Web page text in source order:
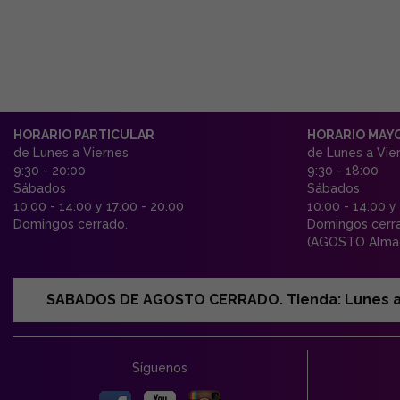
HORARIO PARTICULAR
de Lunes a Viernes
9:30 - 20:00
Sábados
10:00 - 14:00 y 17:00 - 20:00
Domingos cerrado.
HORARIO
de Lunes a
9:30 - 18:00
Sábados
10:00 - 14:00 y
Domingos
(AGOSTO
SABADOS DE AGOSTO CERRADO. Tienda:
Síguenos